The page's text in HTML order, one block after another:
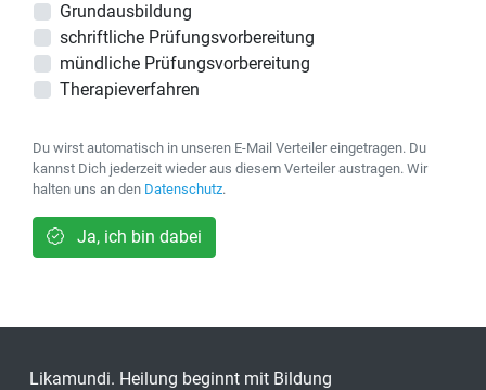
Grundausbildung
schriftliche Prüfungsvorbereitung
mündliche Prüfungsvorbereitung
Therapieverfahren
Du wirst automatisch in unseren E-Mail Verteiler eingetragen. Du
kannst Dich jederzeit wieder aus diesem Verteiler austragen. Wir
halten uns an den Datenschutz.
Ja, ich bin dabei
Likamundi. Heilung beginnt mit Bildung